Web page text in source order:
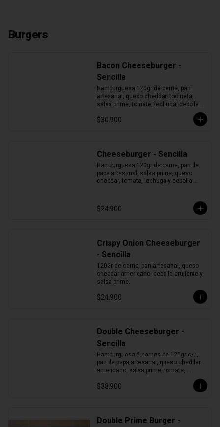
Burgers
Bacon Cheeseburger -
Sencilla
Hamburguesa 120gr de carne, pan
artesanal, queso cheddar, tocineta,
salsa prime, tomate, lechuga, cebolla y
$30.900
Cheeseburger - Sencilla
Hamburguesa 120gr de carne, pan de
papa artesanal, salsa prime, queso
cheddar, tomate, lechuga y cebolla
$24.900
Crispy Onion Cheeseburger
- Sencilla
120Gr de carne, pan artesanal, queso
cheddar americano, cebolla crujiente y
salsa prime.
$24.900
Double Cheeseburger -
Sencilla
Hamburguesa 2 carnes de 120gr c/u,
pan de papa artesanal, queso cheddar
americano, salsa prime, tomate,
$38.900
Double Prime Burger -